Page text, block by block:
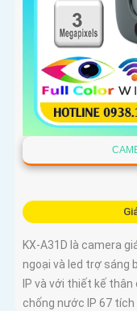
KX-A31D là camera
ngoại và led trợ sáng
IP và với thiết kế
chống nước IP 67